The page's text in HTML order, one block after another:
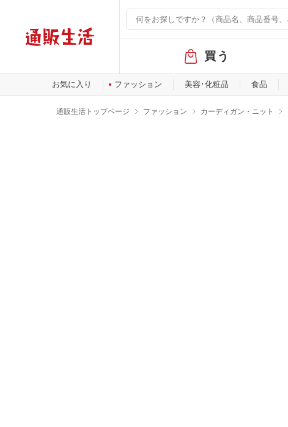
バ
ル
メ
買う
お気に入り ファッション 美容･化粧品 食品
通販生活トップページ ファッション カーディガン・ニット